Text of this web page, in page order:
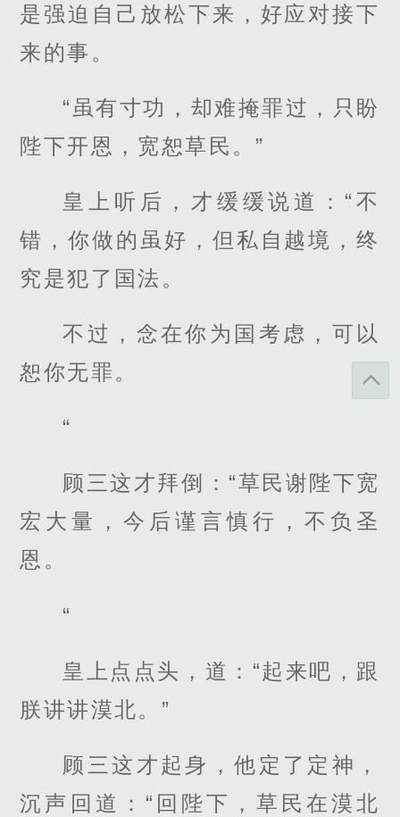
是强迫自己放松下来，好应对接下
来的事。
“虽有寸功，却难掩罪过，只盼
陛下开恩，宽恕草民。”
皇上听后，才缓缓说道：“不
错，你做的虽好，但私自越境，终
究是犯了国法。
不过，念在你为国考虑，可以
恕你无罪。
“
顾三这才拜倒：“草民谢陛下宽
宏大量，今后谨言慎行，不负圣
恩。
“
皇上点点头，道：“起来吧，跟
朕讲讲漠北。”
顾三这才起身，他定了定神，
沉声回道：“回陛下，草民在漠北